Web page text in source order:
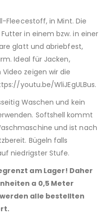
Fleecestoff, in Mint. Die
in einem bzw. in einer
glatt und abriebfest,
Ideal für Jacken,
zeigen wir die
youtu.be/WliJEgULBus.
Waschen und kein
Softshell kommt
und ist nach
Bügeln falls
niedrigster Stufe.
am Lager! Daher
a 0,5 Meter
alle bestellten